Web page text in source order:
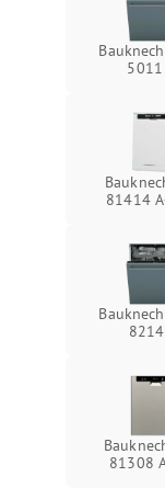
5011
81414
81308